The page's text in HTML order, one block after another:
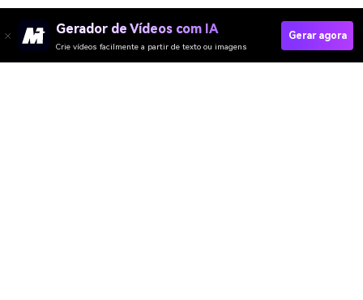
Gerador de Vídeos com IA
Crie vídeos facilmente a partir de texto ou imagens
Gerar agora